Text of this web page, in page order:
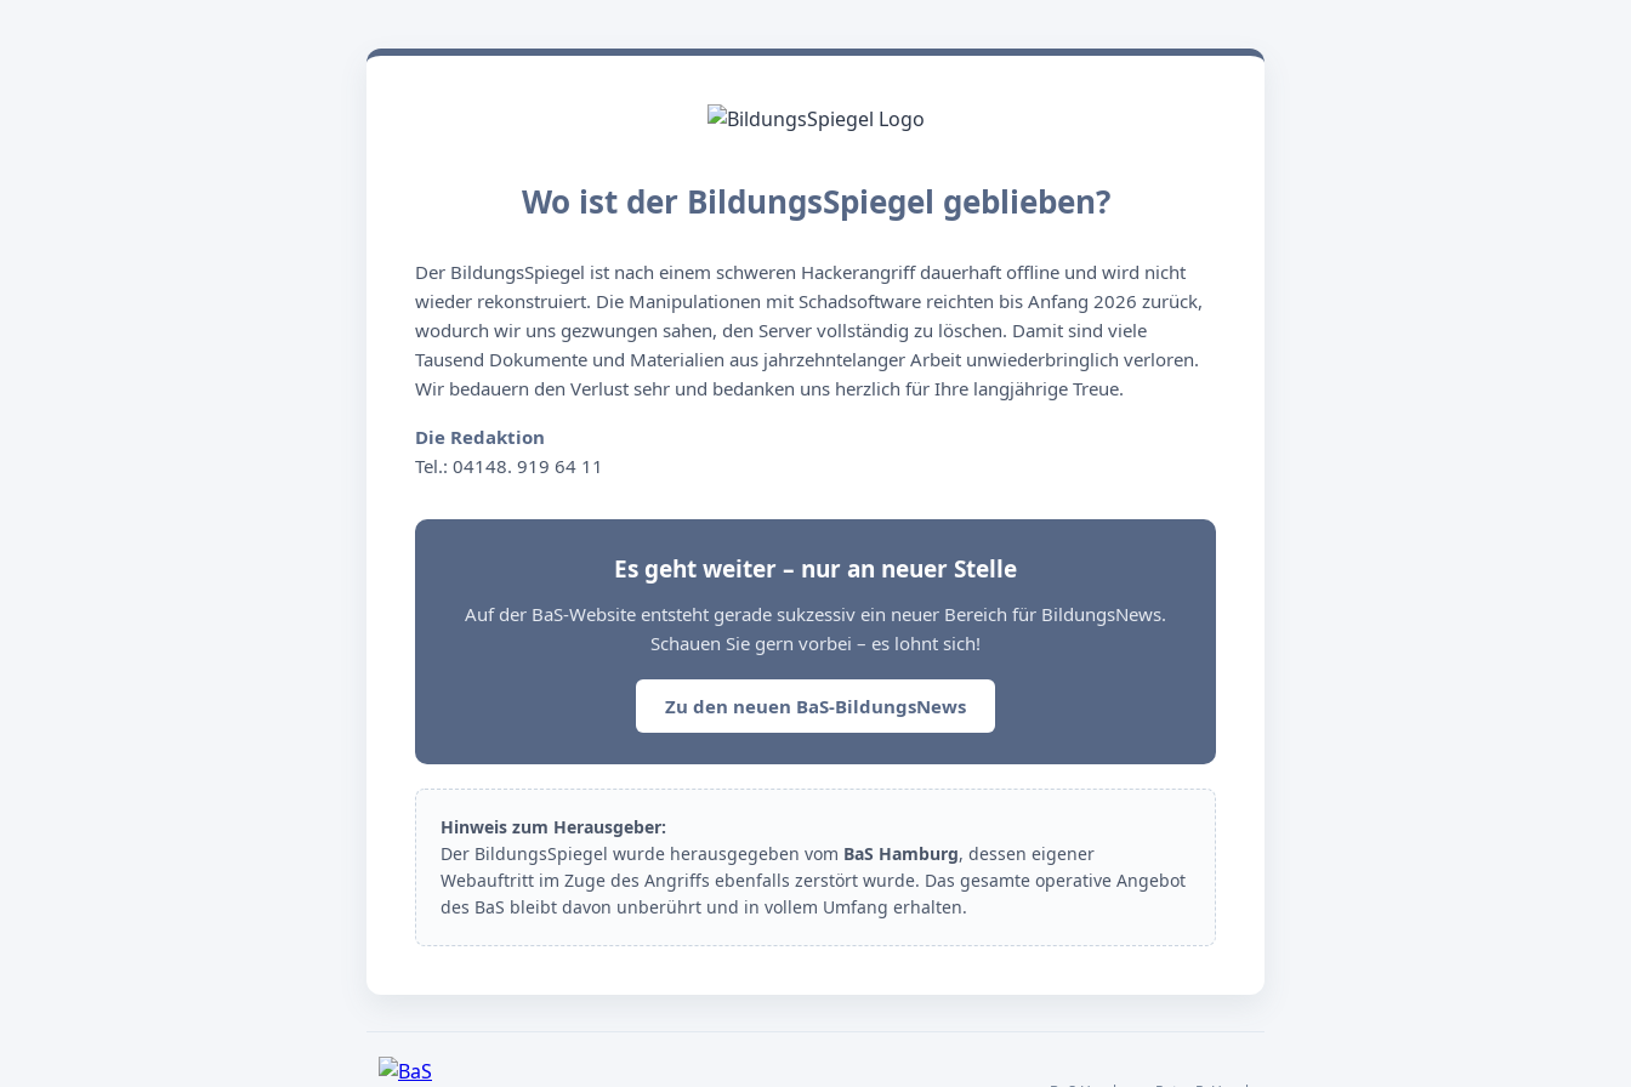
Wo ist der BildungsSpiegel geblieben?
Der BildungsSpiegel ist nach einem schweren Hackerangriff dauerhaft offline und wird nicht
wieder rekonstruiert. Die Manipulationen mit Schadsoftware reichten bis Anfang 2026 zurück,
wodurch wir uns gezwungen sahen, den Server vollständig zu löschen. Damit sind viele
Tausend Dokumente und Materialien aus jahrzehntelanger Arbeit unwiederbringlich verloren.
Wir bedauern den Verlust sehr und bedanken uns herzlich für Ihre langjährige Treue.
Die Redaktion
Tel.: 04148. 919 64 11
Es geht weiter – nur an neuer Stelle
Auf der BaS-Website entsteht gerade sukzessiv ein neuer Bereich für BildungsNews.
Schauen Sie gern vorbei – es lohnt sich!
Zu den neuen BaS-BildungsNews
Hinweis zum Herausgeber:
Der BildungsSpiegel wurde herausgegeben vom BaS Hamburg, dessen eigener
Webauftritt im Zuge des Angriffs ebenfalls zerstört wurde. Das gesamte operative Angebot
des BaS bleibt davon unberührt und in vollem Umfang erhalten.